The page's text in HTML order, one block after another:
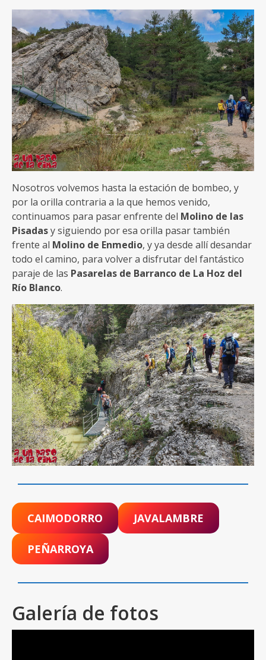
Nosotros volvemos hasta la estación de bombeo, y
por la orilla contraria a la que hemos venido,
continuamos para pasar enfrente del Molino de las
Pisadasy siguiendo por esa orilla pasar también
frente al Molino de Enmedio, y ya desde allí desandar
todo el camino, para volver a disfrutar del fantástico
paraje de las Pasarelas de Barranco de La Hoz del
Río Blanco.
CAIMODORRO JAVALAMBRE
PEÑARROYA
Galería de fotos